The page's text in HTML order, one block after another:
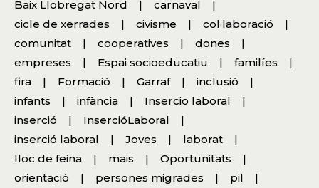
Baix Llobregat Nord
carnaval
cicle de xerrades
civisme
col·laboració
comunitat
cooperatives
dones
empreses
Espai socioeducatiu
familíes
fira
Formació Garraf
inclusió
infants
infància
Insercio laboral
inserció
InsercióLaboral
inserció laboral
Joves
laborat
lloc de feina
mais
Oportunitats
orientació
persones migrades
pil